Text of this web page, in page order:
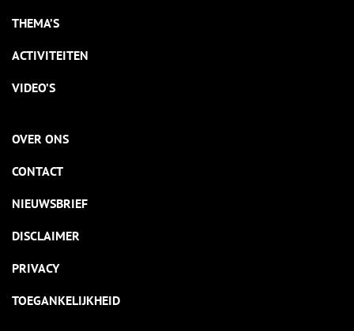
THEMA’S
ACTIVITEITEN
VIDEO’S
OVER ONS
CONTACT
NIEUWSBRIEF
DISCLAIMER
PRIVACY
TOEGANKELIJKHEID